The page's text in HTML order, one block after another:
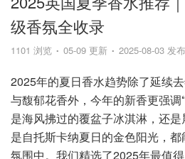
级香氛全收录
1101 浏览 05-09 更新 2025-08-03 发布
2025年的夏日香水趋势除了延续
与馥郁花香外，今年的新香更强调
是海风拂过的覆盆子冰淇淋，还
是自托斯卡纳夏日的金色阳光，
氛围中。我们精选了2025年最值